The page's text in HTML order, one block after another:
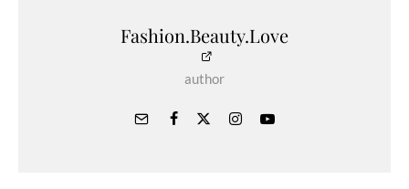
Fashion.Beauty.Love
author